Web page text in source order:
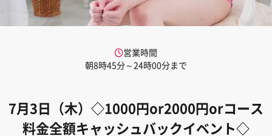
営業時間
朝8時45分～24時00分まで
7月3日（木）◇1000円or2000円orコース
料金全額キャッシュバックイベント◇